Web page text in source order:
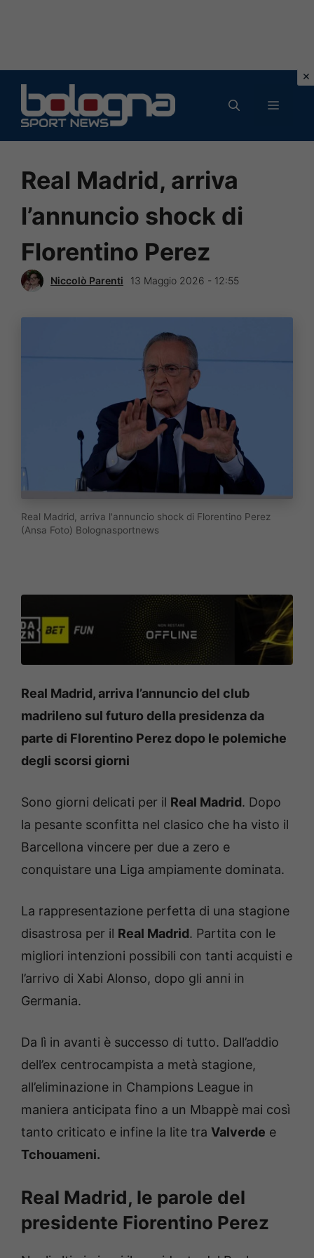
contenuto
MENU
Real Madrid, arriva
l’annuncio shock di
Florentino Perez
Niccolò Parenti 13 Maggio 2026 - 12:55
Real Madrid, arriva l'annuncio shock di Florentino Perez
(Ansa Foto) Bolognasportnews
Real Madrid, arriva l’annuncio del club
madrileno sul futuro della presidenza da
parte di Florentino Perez dopo le polemiche
degli scorsi giorni
Sono giorni delicati per il Real Madrid. Dopo
la pesante sconfitta nel clasico che ha visto il
Barcellona vincere per due a zero e
conquistare una Liga ampiamente dominata.
La rappresentazione perfetta di una stagione
disastrosa per il Real Madrid. Partita con le
migliori intenzioni possibili con tanti acquisti e
l’arrivo di Xabi Alonso, dopo gli anni in
Germania.
Da lì in avanti è successo di tutto. Dall’addio
dell’ex centrocampista a metà stagione,
all’eliminazione in Champions League in
maniera anticipata fino a un Mbappè mai così
tanto criticato e infine la lite tra Valverde e
Tchouameni.
Real Madrid, le parole del
presidente Fiorentino Perez